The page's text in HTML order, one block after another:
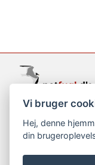
copyright ©
Vi bruger
Hej, denne
din